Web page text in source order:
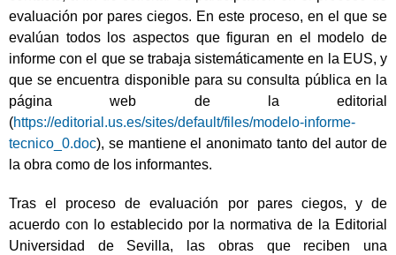
evaluación por pares ciegos. En este proceso, en el que se
evalúan todos los aspectos que figuran en el modelo de
informe con el que se trabaja sistemáticamente en la EUS, y
que se encuentra disponible para su consulta pública en la
página web de la editorial
(https://editorial.us.es/sites/default/files/modelo-informe-
tecnico_0.doc), se mantiene el anonimato tanto del autor de
la obra como de los informantes.
Tras el proceso de evaluación por pares ciegos, y de
acuerdo con lo establecido por la normativa de la Editorial
Universidad de Sevilla, las obras que reciben una